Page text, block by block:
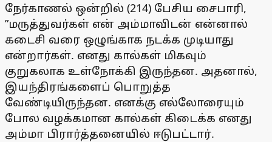
நேர்காணல் ஒன்றில் (214) பேசிய சைபாரி,
”மருத்துவர்கள் என் அம்மாவிடன் என்னால்
கடைசி வரை ஒழுங்காக நடக்க முடியாது
என்றார்கள். எனது கால்கள் மிகவும்
குறுகலாக உள்நோக்கி இருந்தன. அதனால்,
இயந்திரங்களைப் பொறுத்த
வேண்டியிருந்தன. எனக்கு எல்லோரையும்
போல வழக்கமான கால்கள் கிடைக்க எனது
அம்மா பிரார்த்தனையில் ஈடுபட்டார்.